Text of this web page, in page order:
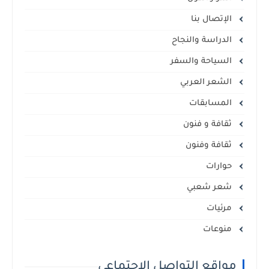
الإتصال بنا
الدراسة والنجاح
السياحة والسفر
الشعر العربي
المسابقات
ثقافة و فنون
ثقافة وفنون
حوارات
شعر شعبي
مرئيات
منوعات